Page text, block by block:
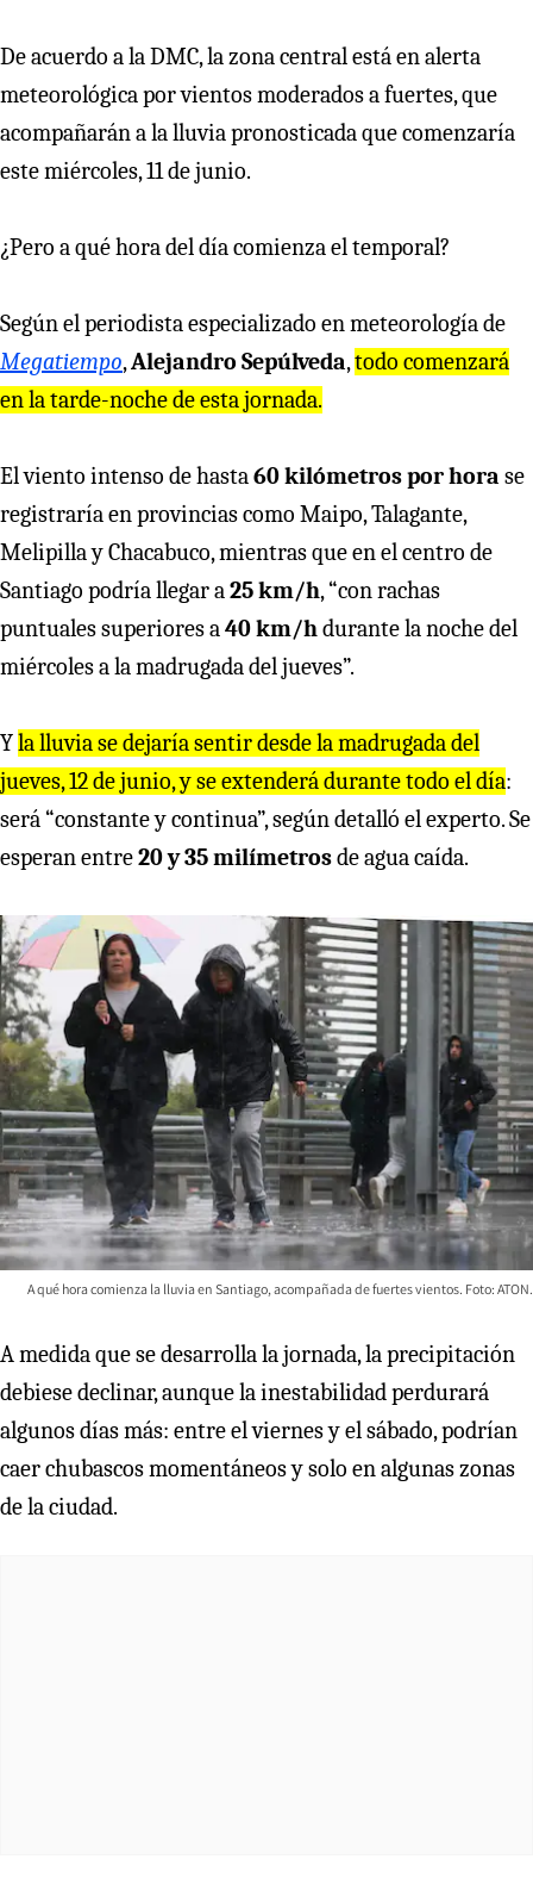
De acuerdo a la DMC, la zona central está en alerta
meteorológica por vientos moderados a fuertes, que
acompañarán a la lluvia pronosticada que comenzaría
este miércoles, 11 de junio.
¿Pero a qué hora del día comienza el temporal?
Según el periodista especializado en meteorología de
Megatiempo,Alejandro Sepúlveda,todo comenzará
en la tarde-noche de esta jornada.
El viento intenso de hasta 60 kilómetros por hora se
registraría en provincias como Maipo, Talagante,
Melipilla y Chacabuco, mientras que en el centro de
Santiago podría llegar a 25 km/h, “con rachas
puntuales superiores a 40 km/h durante la noche del
miércoles a la madrugada del jueves”.
Yla lluvia se dejaría sentir desde la madrugada del
jueves, 12 de junio, y se extenderá durante todo el día:
será “constante y continua”, según detalló el experto. Se
esperan entre20 y 35 milímetrosde agua caída.
A qué hora comienza la lluvia en Santiago, acompañada de fuertes vientos. Foto: ATON.
A medida que se desarrolla la jornada, la precipitación
debiese declinar, aunque la inestabilidad perdurará
algunos días más: entre el viernes y el sábado, podrían
caer chubascos momentáneos y solo en algunas zonas
de la ciudad.